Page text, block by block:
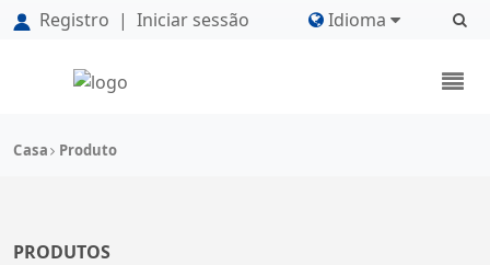
Registro | Iniciar sessão Idioma
Casa Produto
PRODUTOS